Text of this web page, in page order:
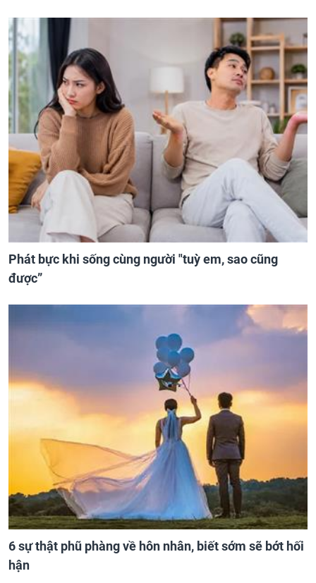
Phát bực khi sống cùng người "tuỳ em, sao cũng
được”
6 sự thật phũ phàng về hôn nhân, biết sớm sẽ bớt hối
hận